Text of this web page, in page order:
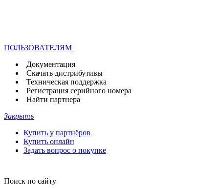
ПОЛЬЗОВАТЕЛЯМ
Документация
Скачать дистрибутивы
Техническая поддержка
Регистрация серийного номера
Найти партнера
Закрыть
Купить у партнёров
Купить онлайн
Задать вопрос о покупке
Поиск по сайту